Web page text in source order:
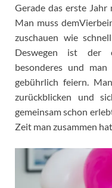
Gerade das erste
Man muss
zuschauen wie
Deswegen ist der
besonderes und
gebührlich feiern.
zurückblicken und
gemeinsam schon
Zeit man zusammen